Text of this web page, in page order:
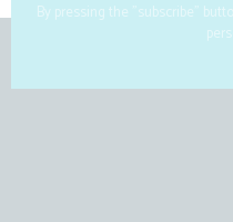
By pressing the "subscribe"